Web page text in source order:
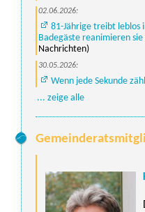
02.06.2026:
81-Jährige treibt leblos
Badegäste reanimieren
Nachrichten)
30.05.2026:
Wenn jede Sekunde
... zeige alle